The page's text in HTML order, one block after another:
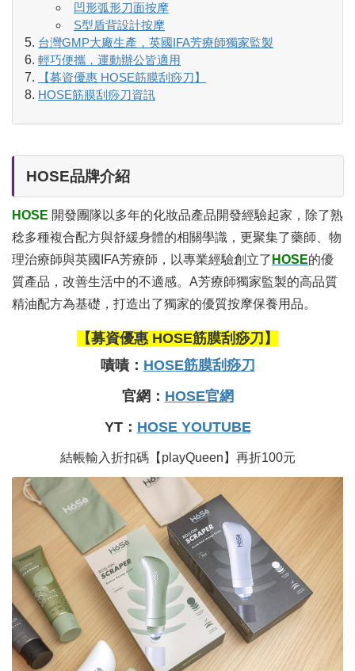
凹形弧形刀面按摩
S型盾背設計按摩
台灣GMP大廠生產，英國IFA芳療師獨家監製
輕巧便攜，運動辦公皆適用
【募資優惠 HOSE筋膜刮痧刀】
HOSE筋膜刮痧刀資訊
HOSE品牌介紹
HOSE 開發團隊以多年的化妝品產品開發經驗起家，除了熟
稔多種複合配方與舒緩身體的相關學識，更聚集了藥師、物
理治療師與英國IFA芳療師，以專業經驗創立了 HOSE的優
質產品，改善生活中的不適感。A芳療師獨家監製的高品質
精油配方為基礎，打造出了獨家的優質按摩保養用品。
【募資優惠 HOSE筋膜刮痧刀】
嘖嘖： HOSE筋膜刮痧刀
官網： HOSE官網
YT： HOSE YOUTUBE
結帳輸入折扣碼【playQueen】再折100元